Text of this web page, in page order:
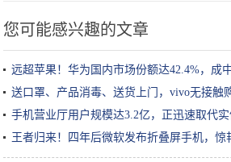
您可能感兴趣的文章
远超苹果！华为国内市场份额达42.4%，成
送口罩、产品消毒、送货上门，vivo无接触
手机营业厅用户规模达3.2亿，正迅速取代
王者归来！四年后微软发布折叠屏手机，惊